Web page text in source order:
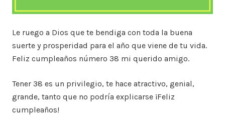
Le ruego a Dios que te bendiga con toda la buena
suerte y prosperidad para el año que viene de tu vida.
Feliz cumpleaños número 38 mi querido amigo.
Tener 38 es un privilegio, te hace atractivo, genial,
grande, tanto que no podría explicarse ¡Feliz
cumpleaños!